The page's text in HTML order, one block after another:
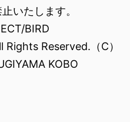
いたします。
BIRD
Rights Reserved.（C）
KOBO